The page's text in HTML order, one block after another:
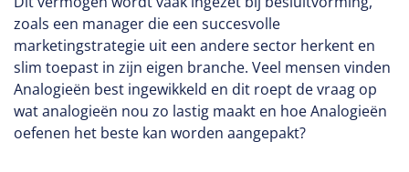
zoals een manager die een succesvolle
marketingstrategie uit een andere sector herkent en
slim toepast in zijn eigen branche. Veel mensen vinden
Analogieën best ingewikkeld en dit roept de vraag op
wat analogieën nou zo lastig maakt en hoe Analogieën
oefenen het beste kan worden aangepakt?